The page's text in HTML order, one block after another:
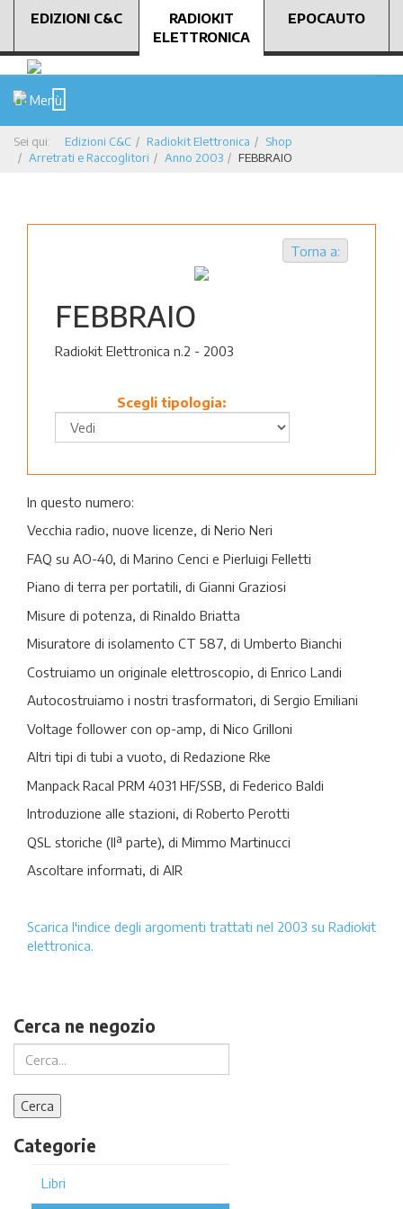
EDIZIONI C&C
RADIOKIT
ELETTRONICA
EPOCAUTO
Menù
Sei qui: Edizioni C&C Radiokit Elettronica
Shop
Arretrati e Raccoglitori
Anno 2003 FEBBRAIO
Torna a:
FEBBRAIO
Radiokit Elettronica n.2 - 2003
Scegli tipologia:
In questo numero:
Vecchia radio, nuove licenze, di Nerio Neri
FAQ su AO-40, di Marino Cenci e Pierluigi Felletti
Piano di terra per portatili, di Gianni Graziosi
Misure di potenza, di Rinaldo Briatta
Misuratore di isolamento CT 587, di Umberto Bianchi
Costruiamo un originale elettroscopio, di Enrico Landi
Autocostruiamo i nostri trasformatori, di Sergio Emiliani
Voltage follower con op-amp, di Nico Grilloni
Altri tipi di tubi a vuoto, di Redazione Rke
Manpack Racal PRM 4031 HF/SSB, di Federico Baldi
Introduzione alle stazioni, di Roberto Perotti
QSL storiche (IIª parte), di Mimmo Martinucci
Ascoltare informati, di AIR
Scarica l'indice degli argomenti trattati nel 2003 su Radiokit
elettronica.
Cerca ne negozio
Categorie
Libri